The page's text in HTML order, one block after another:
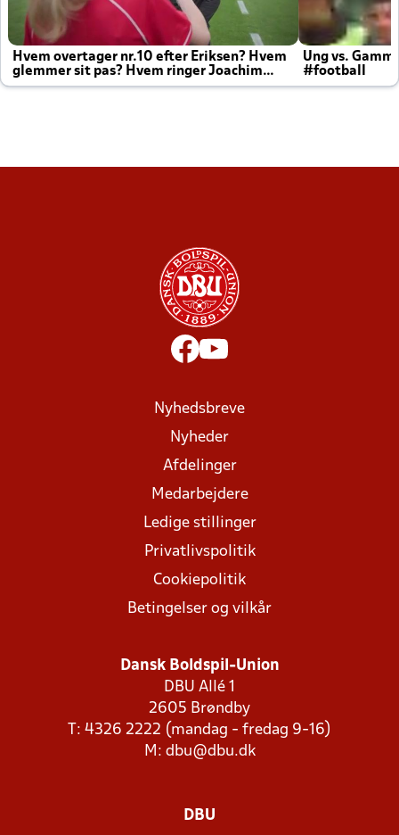
Hvem overtager nr.10 efter Eriksen? Hvem
glemmer sit pas? Hvem ringer Joachim
altid til efter kampe?
Ung vs.
#football
Nyhedsbreve
Nyheder
Afdelinger
Medarbejdere
Ledige stillinger
Privatlivspolitik
Cookiepolitik
Betingelser og vilkår
Dansk Boldspil-Union
DBU Allé 1
2605 Brøndby
T: 4326 2222 (mandag - fredag 9-16)
M: dbu@dbu.dk
DBU